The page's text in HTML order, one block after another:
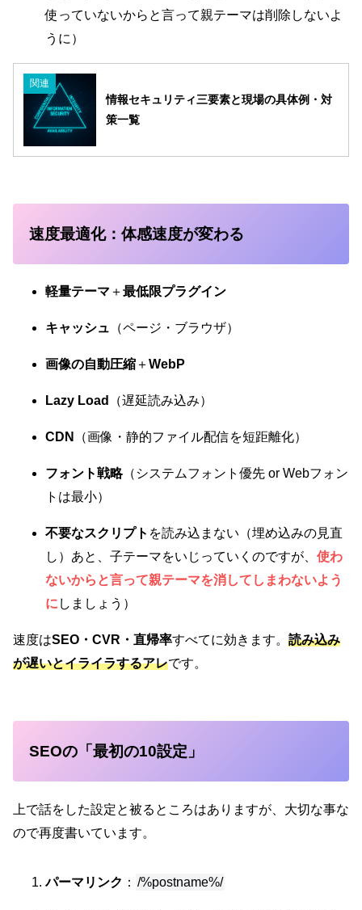
使っていないからと言って親テーマは削除しないよ
うに）
関連
情報セキュリティ三要素と現場の具体例・対
策一覧
速度最適化：体感速度が変わる
軽量テーマ ＋最低限プラグイン
キャッシュ （ページ・ブラウザ）
画像の自動圧縮＋WebP
Lazy Load （遅延読み込み）
CDN （画像・静的ファイル配信を短距離化）
フォント戦略（システムフォント優先 or Webフォン
トは最小）
不要なスクリプト を読み込まない（埋め込みの見直
し）あと、子テーマをいじっていくのですが、 使わ
ないからと言って親テーマを消してしまわないよう
に しましょう）
速度はSEO・CVR・直帰率すべてに効きます。 読み込み
が遅いとイライラするアレです。
SEOの「最初の10設定」
上で話をした設定と被るところはありますが、大切な事な
ので再度書いています。
パーマリンク ： /%postname%/